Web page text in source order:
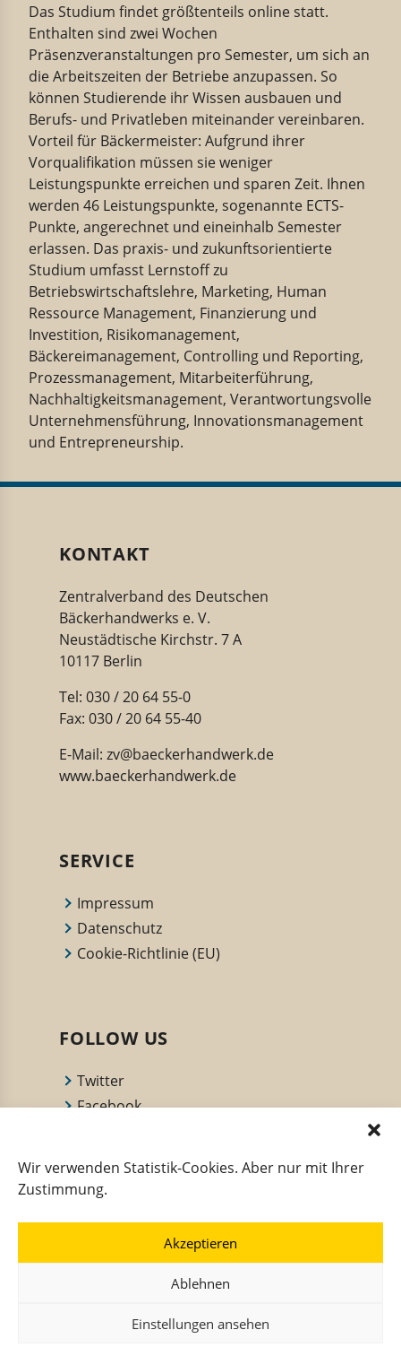
Wir verwenden Statistik-Cookies. Aber nur mit Ihrer
Zustimmung.
Akzeptieren
Ablehnen
Einstellungen ansehen
Das Studium findet größtenteils online statt.
Enthalten sind zwei Wochen
Präsenzveranstaltungen pro Semester, um sich an
die Arbeitszeiten der Betriebe anzupassen. So
können Studierende ihr Wissen ausbauen und
Berufs- und Privatleben miteinander vereinbaren.
Vorteil für Bäckermeister: Aufgrund ihrer
Vorqualifikation müssen sie weniger
Leistungspunkte erreichen und sparen Zeit. Ihnen
werden 46 Leistungspunkte, sogenannte ECTS-
Punkte, angerechnet und eineinhalb Semester
erlassen. Das praxis- und zukunftsorientierte
Studium umfasst Lernstoff zu
Betriebswirtschaftslehre, Marketing, Human
Ressource Management, Finanzierung und
Investition, Risikomanagement,
Bäckereimanagement, Controlling und Reporting,
Prozessmanagement, Mitarbeiterführung,
Nachhaltigkeitsmanagement, Verantwortungsvolle
Unternehmensführung, Innovationsmanagement
und Entrepreneurship.
KONTAKT
Zentralverband des Deutschen
Bäckerhandwerks e. V.
Neustädtische Kirchstr. 7 A
10117 Berlin
Tel: 030 / 20 64 55-0
Fax: 030 / 20 64 55-40
E-Mail: zv@baeckerhandwerk.de
www.baeckerhandwerk.de
SERVICE
Impressum
Datenschutz
Cookie-Richtlinie (EU)
FOLLOW US
Twitter
Facebook
INITIATIVEN